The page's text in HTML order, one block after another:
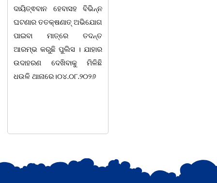
ଦାୟିତ୍ଵବାନ ହେବାସହ ବିଭିନ୍ନ
ଘଟଣାର ତତକ୍ଷଣାତ୍ ଅଭିଯୋଗ
ପାଇବା ମାତ୍ରେ ତଦନ୍ତ
ଆରମ୍ଭ କରୁଛି ପୁଲିସ । ଯାହାର
ଉଦାହରଣ ଦେଖିବାକୁ ମିଳିଛି
ଧଉଳି ଥାନାରେ।୦୪.୦୮.୨୦୨୬